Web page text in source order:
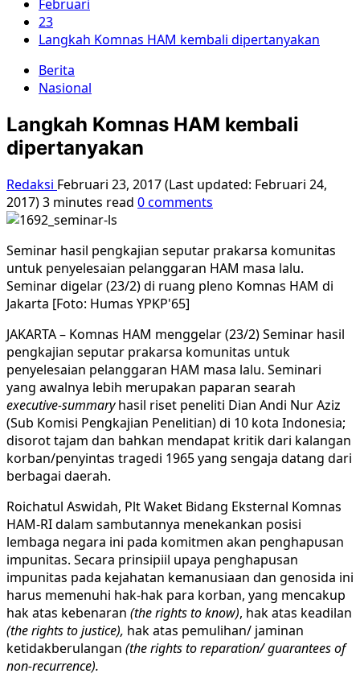
Februari
23
Langkah Komnas HAM kembali dipertanyakan
Berita
Nasional
Langkah Komnas HAM kembali
dipertanyakan
Redaksi Februari 23, 2017 (Last updated: Februari 24,
2017)3 minutes read 0 comments
Seminar hasil pengkajian seputar prakarsa komunitas
untuk penyelesaian pelanggaran HAM masa lalu.
Seminar digelar (23/2) di ruang pleno Komnas HAM di
Jakarta [Foto: Humas YPKP'65]
JAKARTA – Komnas HAM menggelar (23/2) Seminar hasil
pengkajian seputar prakarsa komunitas untuk
penyelesaian pelanggaran HAM masa lalu. Seminari
yang awalnya lebih merupakan paparan searah
executive-summaryhasil riset peneliti Dian Andi Nur Aziz
(Sub Komisi Pengkajian Penelitian) di 10 kota Indonesia;
disorot tajam dan bahkan mendapat kritik dari kalangan
korban/penyintas tragedi 1965 yang sengaja datang dari
berbagai daerah.
Roichatul Aswidah, Plt Waket Bidang Eksternal Komnas
HAM-RI dalam sambutannya menekankan posisi
lembaga negara ini pada komitmen akan penghapusan
impunitas. Secara prinsipiil upaya penghapusan
impunitas pada kejahatan kemanusiaan dan genosida ini
harus memenuhi hak-hak para korban, yang mencakup
hak atas kebenaran (the rights to know), hak atas keadilan
(the rights to justice), hak atas pemulihan/ jaminan
ketidakberulangan (the rights to reparation/ guarantees of
non-recurrence).